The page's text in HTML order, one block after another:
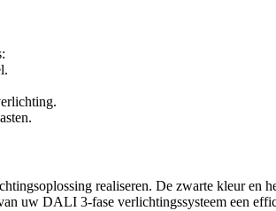
realiseren. De zwarte kleur en
uw DALI 3-fase verlichtingssysteem een